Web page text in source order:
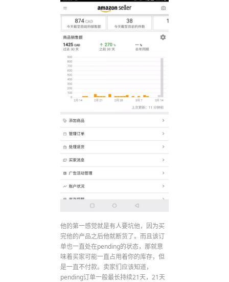
他的第一感觉就是有人要坑他，因为买
完他的产品之后他就断货了。而且该订
单也一直处在pending的状态，那就意
味着买家可能一直占用着你的库存，但
是一直不付款。卖家们应该知道，
pending订单一般最长持续21天，21天